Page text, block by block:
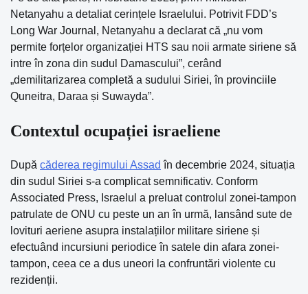
Netanyahu a detaliat cerințele Israelului. Potrivit FDD’s
Long War Journal, Netanyahu a declarat că „nu vom
permite forțelor organizației HTS sau noii armate siriene să
intre în zona din sudul Damascului”, cerând
„demilitarizarea completă a sudului Siriei, în provinciile
Quneitra, Daraa și Suwayda”.
Contextul ocupației israeliene
După căderea regimului Assad în decembrie 2024, situația
din sudul Siriei s-a complicat semnificativ. Conform
Associated Press, Israelul a preluat controlul zonei-tampon
patrulate de ONU cu peste un an în urmă, lansând sute de
lovituri aeriene asupra instalațiilor militare siriene și
efectuând incursiuni periodice în satele din afara zonei-
tampon, ceea ce a dus uneori la confruntări violente cu
rezidenții.